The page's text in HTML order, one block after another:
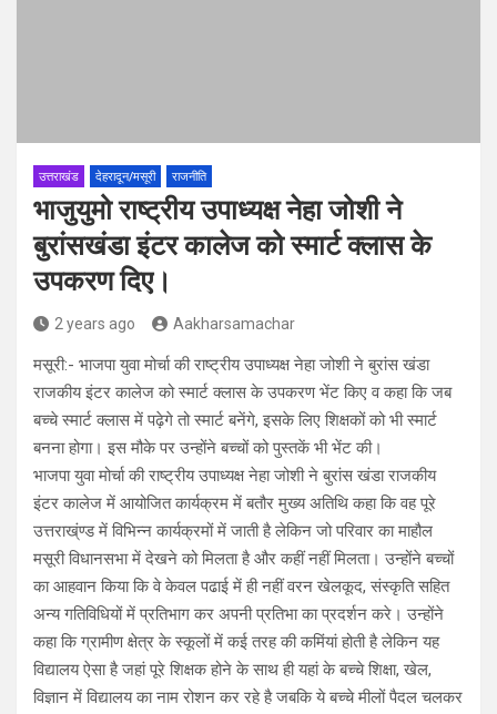
उत्तराखंड देहरादून/मसूरी राजनीति
भाजुयुमो राष्ट्रीय उपाध्यक्ष नेहा जोशी ने
बुरांसखंडा इंटर कालेज को स्मार्ट क्लास के
उपकरण दिए।
2 years ago Aakharsamachar
मसूरी:- भाजपा युवा मोर्चा की राष्ट्रीय उपाध्यक्ष नेहा जोशी ने बुरांस खंडा
राजकीय इंटर कालेज को स्मार्ट क्लास के उपकरण भेंट किए व कहा कि जब
बच्चे स्मार्ट क्लास में पढ़ेगे तो स्मार्ट बनेंगे, इसके लिए शिक्षकों को भी स्मार्ट
बनना होगा। इस मौके पर उन्होंने बच्चों को पुस्तकें भी भेंट की।
भाजपा युवा मोर्चा की राष्ट्रीय उपाध्यक्ष नेहा जोशी ने बुरांस खंडा राजकीय
इंटर कालेज में आयोजित कार्यक्रम में बतौर मुख्य अतिथि कहा कि वह पूरे
उत्तराख्ंण्ड में विभिन्न कार्यक्रमों में जाती है लेकिन जो परिवार का माहौल
मसूरी विधानसभा में देखने को मिलता है और कहीं नहीं मिलता। उन्होंने बच्चों
का आहवान किया कि वे केवल पढाई में ही नहीं वरन खेलकूद, संस्कृति सहित
अन्य गतिविधियों में प्रतिभाग कर अपनी प्रतिभा का प्रदर्शन करे। उन्होंने
कहा कि ग्रामीण क्षेत्र के स्कूलों में कई तरह की कमिंयां होती है लेकिन यह
विद्यालय ऐसा है जहां पूरे शिक्षक होने के साथ ही यहां के बच्चे शिक्षा, खेल,
विज्ञान में विद्यालय का नाम रोशन कर रहे है जबकि ये बच्चे मीलों पैदल चलकर